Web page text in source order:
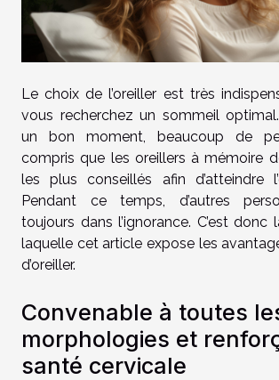
Le choix de l’oreiller est très
vous recherchez un sommeil
un bon moment, beaucoup de
compris que les oreillers à mémoire
les plus conseillés afin d’atteindre
Pendant ce temps, d’autres
toujours dans l’ignorance. C’est donc
laquelle cet article expose les
d’oreiller.
Convenable à toutes
morphologies et
santé cervicale